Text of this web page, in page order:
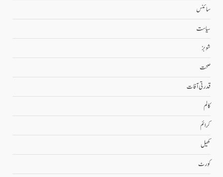
سائنس
سیاست
شوبز
صحت
قدرتی آفات
کالم
کرائم
کھیل
کورٹ